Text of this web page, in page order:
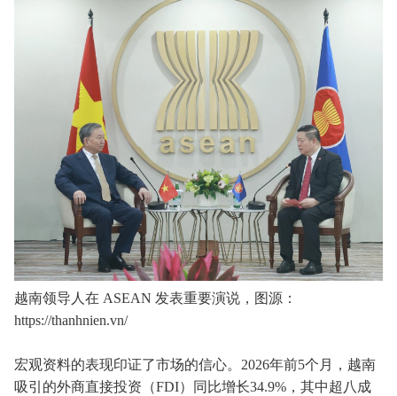
越南领导人在 ASEAN 发表重要演说，图源：
https://thanhnien.vn/
宏观资料的表现印证了市场的信心。2026年前5个月，越南
吸引的外商直接投资（FDI）同比增长34.9%，其中超八成